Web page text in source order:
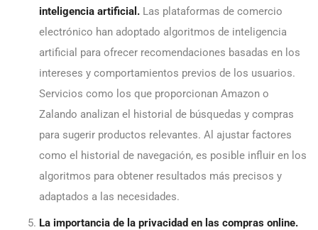
inteligencia artificial. Las plataformas de comercio
electrónico han adoptado algoritmos de inteligencia
artificial para ofrecer recomendaciones basadas en los
intereses y comportamientos previos de los usuarios.
Servicios como los que proporcionan Amazon o
Zalando analizan el historial de búsquedas y compras
para sugerir productos relevantes. Al ajustar factores
como el historial de navegación, es posible influir en los
algoritmos para obtener resultados más precisos y
adaptados a las necesidades.
La importancia de la privacidad en las compras online.